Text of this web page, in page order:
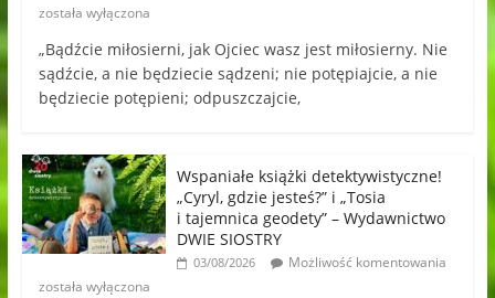
została wyłączona
„Bądźcie miłosierni, jak Ojciec wasz jest miłosierny. Nie
sądźcie, a nie będziecie sądzeni; nie potępiajcie, a nie
będziecie potępieni; odpuszczajcie,
Wspaniałe książki detektywistyczne!
„Cyryl, gdzie jesteś?” i „Tosia
i tajemnica geodety” – Wydawnictwo
DWIE SIOSTRY
03/08/2026
Możliwość komentowania
została wyłączona